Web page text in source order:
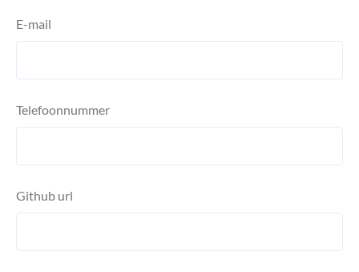
E-mail
Telefoonnummer
Github url